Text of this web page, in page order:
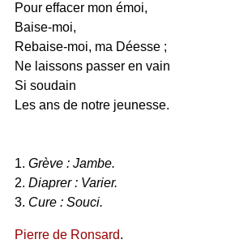
Pour effacer mon émoi,
Baise-moi,
Rebaise-moi, ma Déesse ;
Ne laissons passer en vain
Si soudain
Les ans de notre jeunesse.
1. Grève : Jambe.
2. Diaprer : Varier.
3. Cure : Souci.
Pierre de Ronsard.